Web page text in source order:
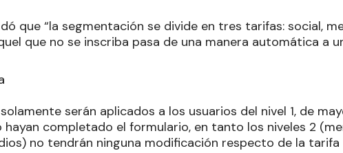
que “la segmentación se divide en tres tarifas: social,
que no se inscriba pasa de una manera automática a
serán aplicados a los usuarios del nivel 1, de
hayan completado el formulario, en tanto los niveles 2
no tendrán ninguna modificación respecto de la tarifa